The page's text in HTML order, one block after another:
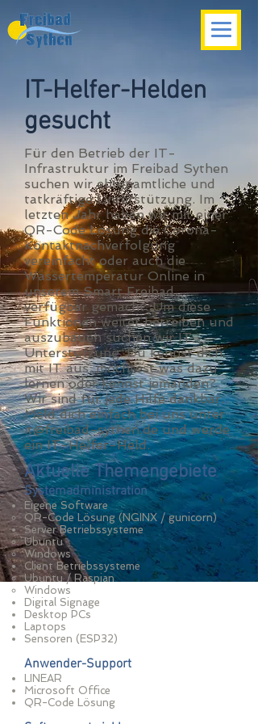
IT-Helfer-Helden
gesucht
Für den Betrieb der IT-
Infrastruktur im Freibad Sythen
suchen wir ehrenamtliche und
tatkräftige Unterstützung. Im
letzten Jahr haben wir mit einer
QR-Code Lösung die Corona-
Kontaktnachverfolgung
vereinfacht oder auch die
Wassertemperatur Online in
unserem Smart Freibad
verfügbar gemacht. Um diese
Funktionen weiter betreiben und
auszubauen suchen wir IT-
Unterstützung. Du kennst dich
mit IT aus, möchtest was dazu
lernen oder kennst jemanden?
Wir sind für jede Hilfe dankbar.
Meld dich einfach bei uns unter
it@freibad-sythen.deund werde
ein IT-Helfer-Held.
Aktuelle Themengebiete
Systemadministration
Eigene Software
​QR-Code Lösung (NGINX / gunicorn)
Server Betriebssysteme
Ubuntu
Windows
Client Betriebssysteme
Ubuntu / Raspian
Windows
Digital Signage
Desktop PCs
Laptops
Sensoren (ESP32)
Anwender-Support
LINEAR
Microsoft Office
QR-Code Lösung